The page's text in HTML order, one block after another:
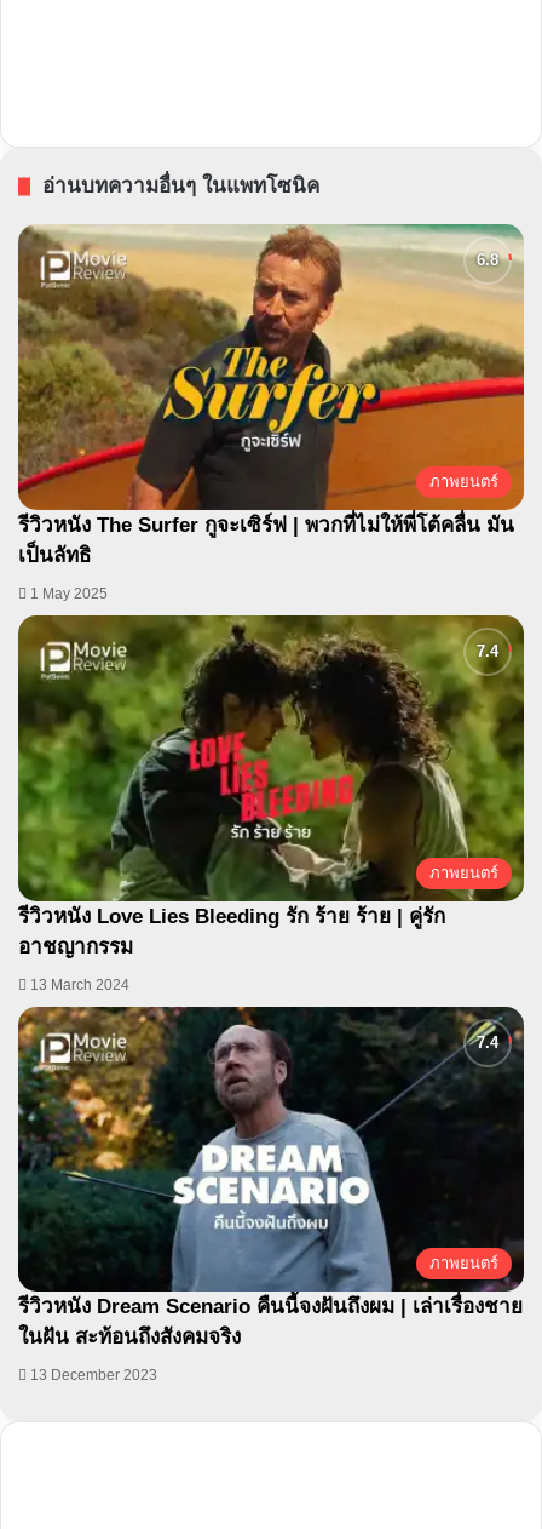
อ่านบทความอื่นๆ ในแพทโซนิค
ภาพยนตร์
รีวิวหนัง The Surfer กูจะเซิร์ฟ | พวกที่ไม่ให้พี่โต้คลื่น มัน
เป็นลัทธิ
1 May 2025
ภาพยนตร์
รีวิวหนัง Love Lies Bleeding รัก ร้าย ร้าย | คู่รัก
อาชญากรรม
13 March 2024
ภาพยนตร์
รีวิวหนัง Dream Scenario คืนนี้จงฝันถึงผม | เล่าเรื่องชาย
ในฝัน สะท้อนถึงสังคมจริง
13 December 2023